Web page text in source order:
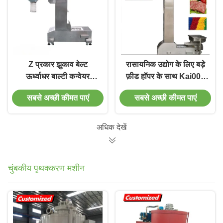
Z प्रकार झुकाव बेल्ट
ऊर्ध्वाधर बाल्टी कन्वेयर
स्टेनलेस स्टील त्वरित हैंडलिंग
प्रणाली के लिए
सबसे अच्छी कीमत पाएं
रासायनिक उद्योग के लिए बड़े
फ़ीड हॉपर के साथ Kai001
चावल मकई Z बाल्टी कन्वेयर
सबसे अच्छी कीमत पाएं
अधिक देखें
चुंबकीय पृथक्करण मशीन